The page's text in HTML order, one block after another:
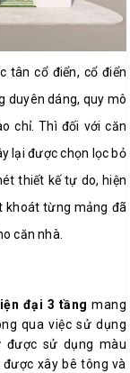
tân cổ điển, cổ điển
duyên dáng, quy mô
chỉ. Thì đối với căn
lại được chọn lọc bỏ
thiết kế tự do, hiện
khoát từng mảng đã
căn nhà.
đại 3 tầngmang
qua việc sử dụng
sử dụng màu
xây bê tông và